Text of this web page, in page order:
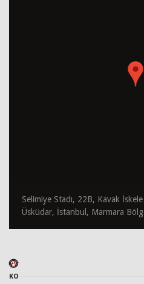
Selimiye Stadı, 22B, Kavak
Üsküdar, İstanbul, Marmara
KO